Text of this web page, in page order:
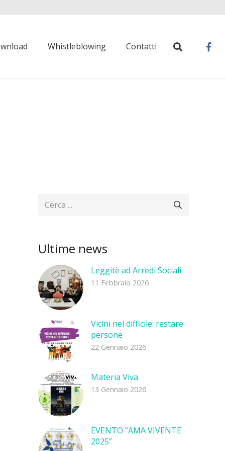
Whistleblowing Contatti
Ultime news
Leggitè ad Arredi Sociali
11 Febbraio 2026
Vicini nel difficile: restare
persone
22 Gennaio 2026
Materia Viva
13 Gennaio 2026
EVENTO “AMA VIVENTE
2025”